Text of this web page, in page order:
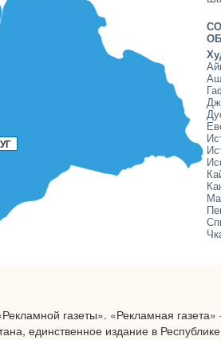
газеты». «Рекламная
единственное издание в